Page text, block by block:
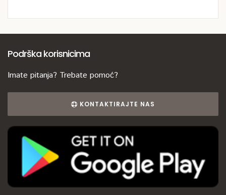
Podrška korisnicima
Imate pitanja? Trebate pomoć?
KONTAKTIRAJTE NAS